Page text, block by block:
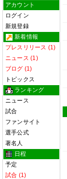
アカウント
ログイン
新規登録
新着情報
プレスリリース (1)
ニュース (1)
ブログ (1)
トピックス
ランキング
ニュース
試合
ファンサイト
選手公式
著名人
日程
予定
試合 (1)